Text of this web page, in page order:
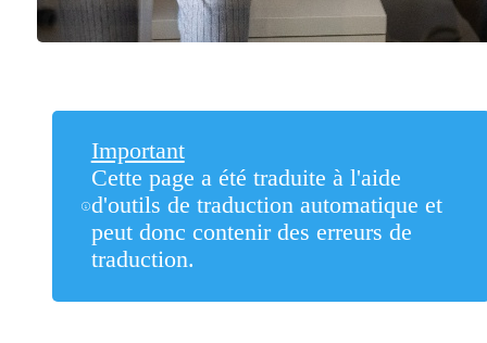
Important
Cette page a été traduite à l'aide
d'outils de traduction automatique et
peut donc contenir des erreurs de
traduction.